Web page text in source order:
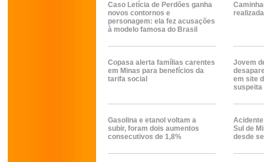
Caso Letícia de Perdões ganha
novos contornos e
personagem: ela fez acusações
à modelo famosa do Brasil
Copasa alerta famílias carentes
em Minas para benefícios da
tarifa social
Jovem
em site
suspeita
Gasolina e etanol voltam a
subir, foram dois aumentos
consecutivos de 1,8%
Sul de
desde